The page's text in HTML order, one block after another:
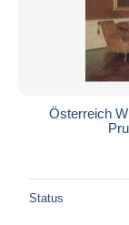
Österreich
Status